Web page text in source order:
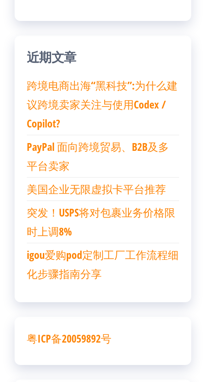
近期文章
跨境电商出海“黑科技”:为什么建
议跨境卖家关注与使用Codex /
Copilot?
PayPal 面向跨境贸易、B2B及多
平台卖家
美国企业无限虚拟卡平台推荐
突发！USPS将对包裹业务价格限
时上调8%
igou爱购pod定制工厂工作流程细
化步骤指南分享
粤ICP备20059892号